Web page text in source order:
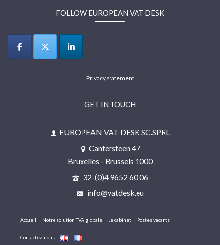
FOLLOW EUROPEAN VAT DESK
Privacy statement
GET IN TOUCH
EUROPEAN VAT DESK SC.SPRL
Cantersteen 47
Bruxelles - Brussels 1000
32-(0)4 9652 60 06
info@vatdesk.eu
Accueil Notre solution TVA globale Le cabinet Postes vacants
Contactez-nous